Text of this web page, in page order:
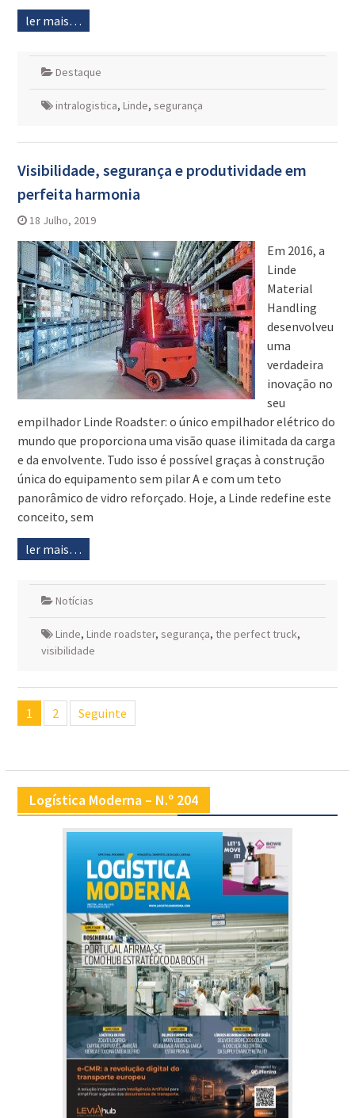
ler mais…
Destaque
intralogistica, Linde, segurança
Visibilidade, segurança e produtividade em
perfeita harmonia
18 Julho, 2019
Em 2016, a
Linde
Material
Handling
desenvolveu
uma
verdadeira
inovação no
seu
empilhador Linde Roadster: o único empilhador elétrico do
mundo que proporciona uma visão quase ilimitada da carga
e da envolvente. Tudo isso é possível graças à construção
única do equipamento sem pilar A e com um teto
panorâmico de vidro reforçado. Hoje, a Linde redefine este
conceito, sem
ler mais…
Notícias
Linde, Linde roadster, segurança, the perfect truck,
visibilidade
Navegação
de
1 2 Seguinte
Logística Moderna – N.º 204